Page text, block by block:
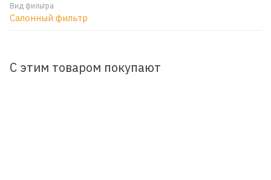
Вид фильтра
Салонный фильтр
С этим товаром покупают